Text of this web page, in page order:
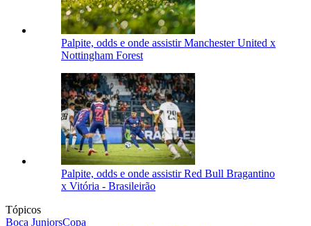
Palpite, odds e onde assistir Manchester United x
Nottingham Forest
Palpite, odds e onde assistir Red Bull Bragantino
x Vitória - Brasileirão
Tópicos
Boca JuniorsCopa